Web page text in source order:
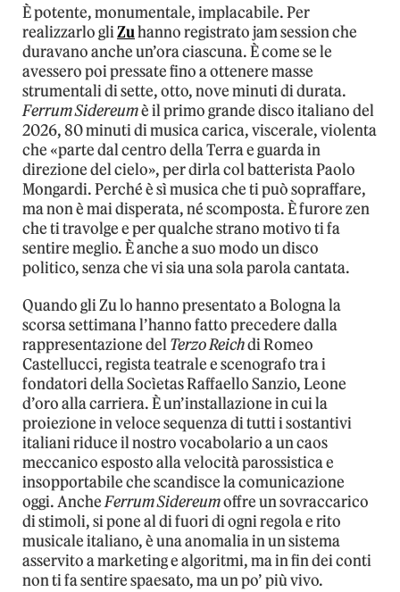
È potente, monumentale, implacabile. Per
realizzarlo gliZuhanno registrato jam session che
duravano anche un’ora ciascuna. È come se le
avessero poi pressate fino a ottenere masse
strumentali di sette, otto, nove minuti di durata.
Ferrum Sidereumè il primo grande disco italiano del
2026, 80 minuti di musica carica, viscerale, violenta
che «parte dal centro della Terra e guarda in
direzione del cielo», per dirla col batterista Paolo
Mongardi. Perché è sì musica che ti può sopraffare,
ma non è mai disperata, né scomposta. È furore zen
che ti travolge e per qualche strano motivo ti fa
sentire meglio. È anche a suo modo un disco
politico, senza che vi sia una sola parola cantata.
Quando gli Zu lo hanno presentato a Bologna la
scorsa settimana l’hanno fatto precedere dalla
rappresentazione delTerzo Reichdi Romeo
Castellucci, regista teatrale e scenografo tra i
fondatori della Socìetas Raffaello Sanzio, Leone
d’oro alla carriera. È un’installazione in cui la
proiezione in veloce sequenza di tutti i sostantivi
italiani riduce il nostro vocabolario a un caos
meccanico esposto alla velocità parossistica e
insopportabile che scandisce la comunicazione
oggi. AncheFerrum Sidereumoffre un sovraccarico
di stimoli, si pone al di fuori di ogni regola e rito
musicale italiano, è una anomalia in un sistema
asservito a marketing e algoritmi, ma in fin dei conti
non ti fa sentire spaesato, ma un po’ più vivo.